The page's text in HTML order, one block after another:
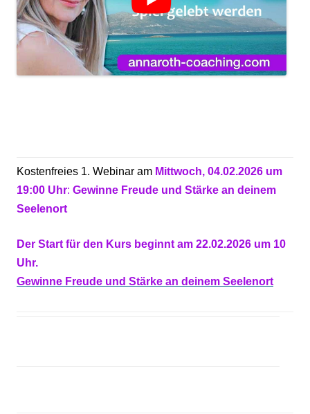
Kostenfreies 1. Webinar am Mittwoch, 04.02.2026 um
19:00 Uhr: Gewinne Freude und Stärke an deinem
Seelenort
Der Start für den Kurs beginnt am 22.02.2026 um 10
Uhr.
Gewinne Freude und Stärke an deinem Seelenort